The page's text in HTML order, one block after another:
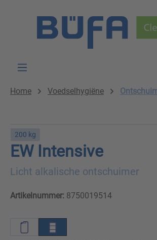
Home Voedselhygiëne
200 kg
EW Intensive
Licht alkalische ontschuimer
Artikelnummer: 8750019514